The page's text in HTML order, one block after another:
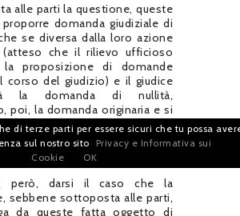
alle parti la questione, queste
domanda giudiziale di
se diversa dalla loro azione
(atteso che il rilievo ufficioso
la proposizione di domande
corso del giudizio) e il giudice
la domanda di nullità,
poi, la domanda originaria e si
nel dispositivo, su ambedue
In tale evenienza, il giudicato
anche sulla nullità.
però, darsi il caso che la
sebbene sottoposta alle parti,
da queste fatta oggetto di
di terze parti per essere sicuri che tu possa
sul nostro sito
Privacy e Informativa sui
Cookie
OK